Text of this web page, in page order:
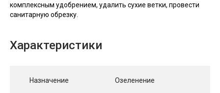
комплексным удобрением, удалить сухие ветки, провести
санитарную обрезку.
Характеристики
Назначение Озеленение